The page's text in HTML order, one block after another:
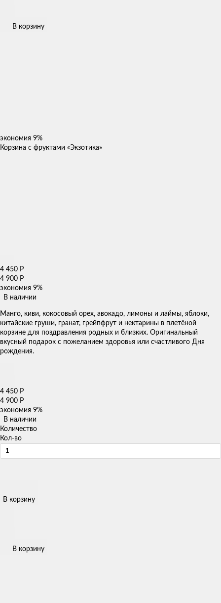
В корзину
экономия 9%
Корзина с фруктами «Экзотика»
4 450 Р
4 900 Р
экономия 9%
В наличии
Манго, киви, кокосовый орех, авокадо, лимоны и лаймы, яблоки,
китайские груши, гранат, грейпфрут и нектарины в плетёной
корзине для поздравления родных и близких. Оригинальный
вкусный подарок с пожеланием здоровья или счастливого Дня
рождения.
4 450 Р
4 900 Р
экономия 9%
В наличии
Количество
Кол-во
В корзину
В корзину